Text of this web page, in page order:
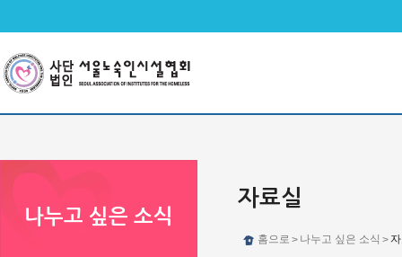
자료실
홈으로 > 나누고 싶은 소식 >
나누고 싶은 소식